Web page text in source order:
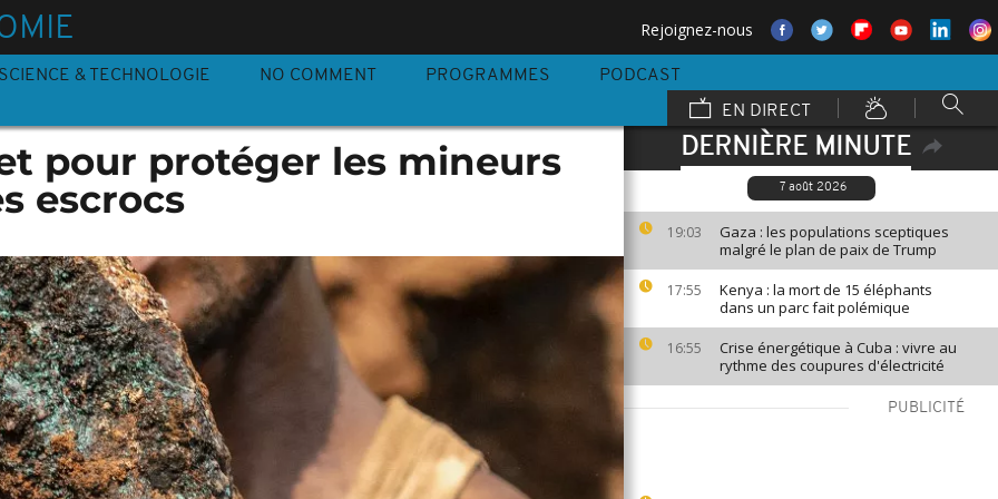
Rejoignez-nous
SCIENCE & TECHNOLOGIE NO COMMENT PROGRAMMES
PODCAST
EN DIRECT
DERNIÈRE MINUTE
7 août 2026
19:03
Gaza : les populations sceptiques
malgré le plan de paix de Trump
17:55
Kenya : la mort de 15 éléphants
dans un parc fait polémique
16:55
Crise énergétique à Cuba : vivre au
rythme des coupures d'électricité
PUBLICITÉ
pour protéger les mineurs
escrocs